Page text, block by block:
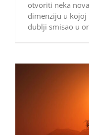
otvoriti neka
dimenziju u
dublji smisao u